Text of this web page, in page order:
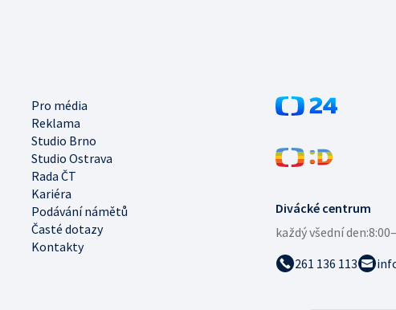
Divácké centrum
každý všední den:
261 136 113
Pro média
Reklama
Studio Brno
Studio Ostrava
Rada ČT
Kariéra
Podávání námětů
Časté dotazy
Kontakty